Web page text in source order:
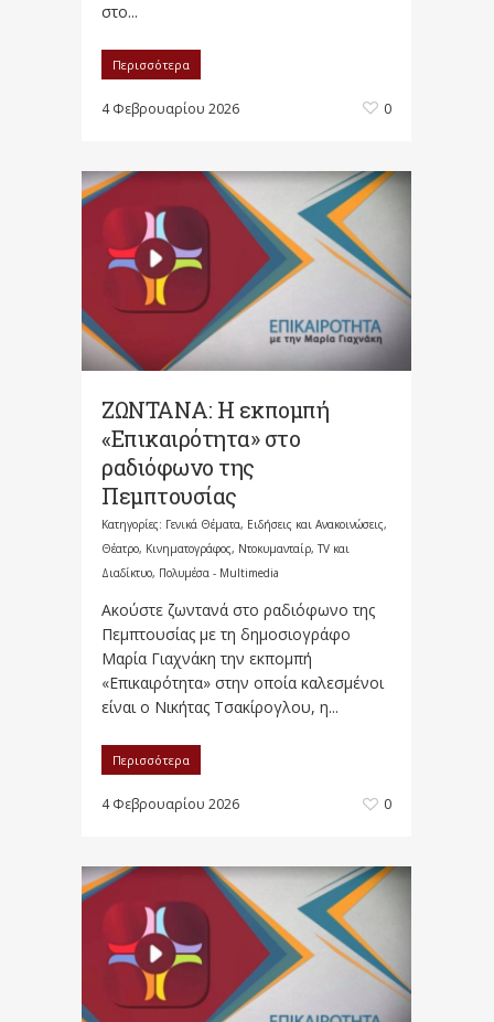
στο...
Περισσότερα
4 Φεβρουαρίου 2026 0
ΖΩΝΤΑΝΑ: Η εκπομπή
«Επικαιρότητα» στο
ραδιόφωνο της
Πεμπτουσίας
Κατηγορίες: Γενικά Θέματα, Ειδήσεις και Ανακοινώσεις,
Θέατρο, Κινηματογράφος, Ντοκυμανταίρ, TV και
Διαδίκτυο, Πολυμέσα - Multimedia
Ακούστε ζωντανά στο ραδιόφωνο της
Πεμπτουσίας με τη δημοσιογράφο
Μαρία Γιαχνάκη την εκπομπή
«Επικαιρότητα» στην οποία καλεσμένοι
είναι ο Νικήτας Τσακίρογλου, η...
Περισσότερα
4 Φεβρουαρίου 2026 0